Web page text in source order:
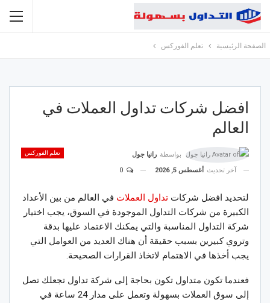
الصفحة الرئيسية تعلم الفوركس
افضل شركات تداول العملات في
العالم
تعلم الفوركس بواسطة رانيا جول
آخر تحديث
أغسطس 5, 2026
لتحديد افضل شركات تداول العملات في العالم من بين الأعداد
الكبيرة من شركات التداول الموجودة في السوق، يجب اختيار
شركة التداول المناسبة والتي يمكنك الاعتماد عليها بدقة
وتروي كبيرين بسبب حقيقة أن هناك العديد من العوامل التي
يجب أخذها في الاهتمام لاتخاذ القرارات الصحيحة.
فعندما تكون متداول تكون بحاجة إلى شركة تداول تجعلك تصل
إلى سوق العملات بسهولة وتعمل على مدار 24 ساعة في